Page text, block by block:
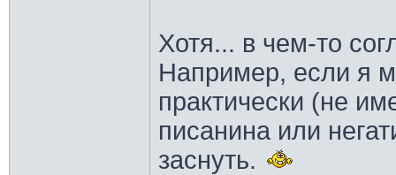
Хотя... в чем-то
Например, если я
практически (не
писанина или
заснуть.